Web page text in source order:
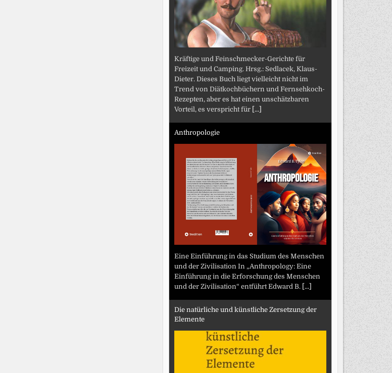
Kräftige und Feinschmecker-Gerichte für
Freizeit und Camping. Hrsg.: Sedlacek, Klaus-
Dieter. Dieses Buch liegt vielleicht nicht im
Trend von Diätkochbüchern und Fernsehkoch-
Rezepten, aber es hat einen unschätzbaren
Vorteil, es verspricht für [...]
Anthropologie
Eine Einführung in das Studium des Menschen
und der Zivilisation In „Anthropology: Eine
Einführung in die Erforschung des Menschen
und der Zivilisation“ entführt Edward B. [...]
Die natürliche und künstliche Zersetzung der
Elemente